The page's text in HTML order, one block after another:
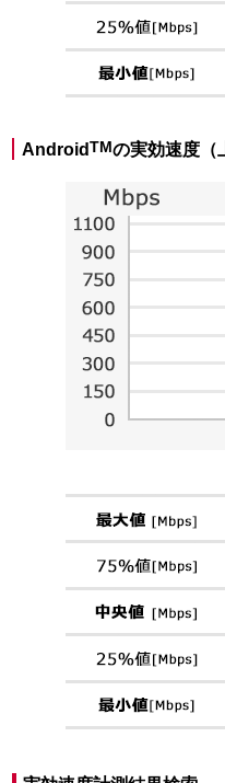
Android TM の実効速度（